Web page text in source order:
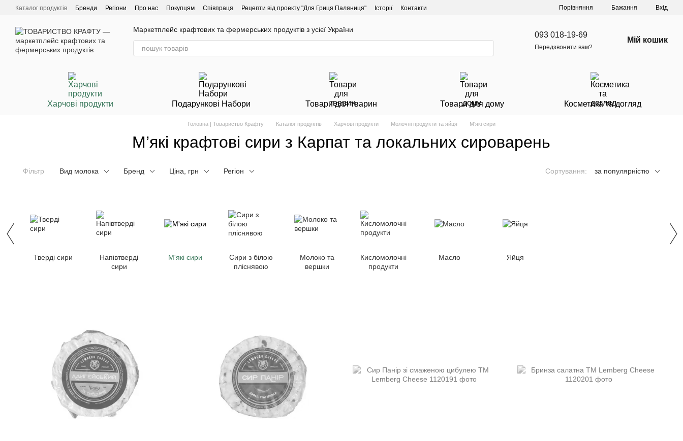
Перейти до основного контенту
Каталог продуктів Бренди Регіони Про нас Покупцям Співпраця Рецепти від проекту "Для Гриця Паляниця" Історії Контакти Порівняння Бажання Вхід
Маркетплейс крафтових та фермерських продуктів з усієї України
093 018-19-69
Передзвонити вам?
Мій кошик
Харчові продукти Подарункові Набори Товари для тварин Товари для дому Косметика та догляд
Головна | Товариство Крафту Каталог продуктів Харчові продукти Молочні продукти та яйця М'які сири
М’які крафтові сири з Карпат та локальних сироварень
Фільтр Вид молока Бренд Ціна, грн Регіон Сортування: за популярністю
Тверді сири
Напівтверді
сири
М'які сири
Сири з білою
пліснявою
Молоко та
вершки
Кисломолочні
продукти
Масло Яйця